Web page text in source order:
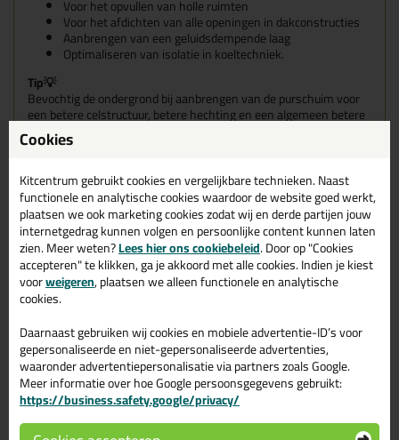
Voor het opvullen van holle ruimten
Voor het afdichten van alle openingen in dakconstructies
Aanbrengen van een geluidsdempende laag
Optimaliseren van isolatie in koeltechniek.
Tip💡
Bevochtig de ondergrond bij aanbrengen van de purschuim voor
een betere celstructuur, betere hechting en een algemeen betere
schuimkwaliteit. Dit kan makkelijk door een beetje water in
eenlege spray flacon
Kenmerken:
Hoge vormstabiliteit (geen krimp of postexpansie)
Groot vullend vermogen
Uitstekende hechting op alle materialen
Hoge isolatiewaarde, thermisch en akoestisch
Uitstekende montage-eigenschappen
Zeer nauwkeurig doseerbaar
Elastisch en samendrukbaar
Kleur: champagne
Verpakking: 600 ml aerosol (netto)
Aanbevolen persoonlijke beschermingsmiddelen (PBM):
Veiligheidsbril
Mondkapje
Cookies
Kitcentrum gebruikt cookies en vergelijkbare technieken. Naast
functionele en analytische cookies waardoor de website goed werkt,
plaatsen we ook marketing cookies zodat wij en derde partijen jouw
internetgedrag kunnen volgen en persoonlijke content kunnen laten
zien. Meer weten?Lees hier ons cookiebeleid. Door op "Cookies
accepteren" te klikken, ga je akkoord met alle cookies. Indien je kiest
voorweigeren, plaatsen we alleen functionele en analytische
cookies.
Daarnaast gebruiken wij cookies en mobiele advertentie-ID’s voor
gepersonaliseerde en niet-gepersonaliseerde advertenties,
waaronder advertentiepersonalisatie via partners zoals Google.
Meer informatie over hoe Google persoonsgegevens gebruikt:
https://business.safety.google/privacy/